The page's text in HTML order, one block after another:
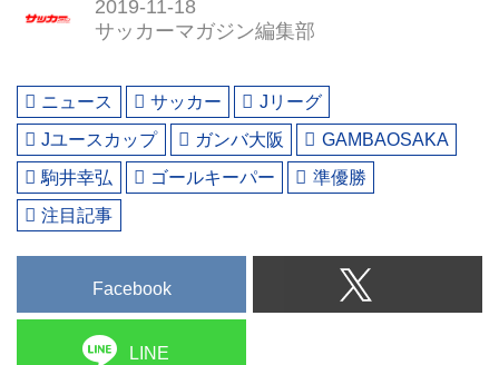
2019-11-18
サッカーマガジン編集部
ニュース サッカー
Jリーグ
Jユースカップ
ガンバ大阪
GAMBAOSAKA
駒井幸弘
ゴールキーパー
準優勝
注目記事
Facebook
LINE